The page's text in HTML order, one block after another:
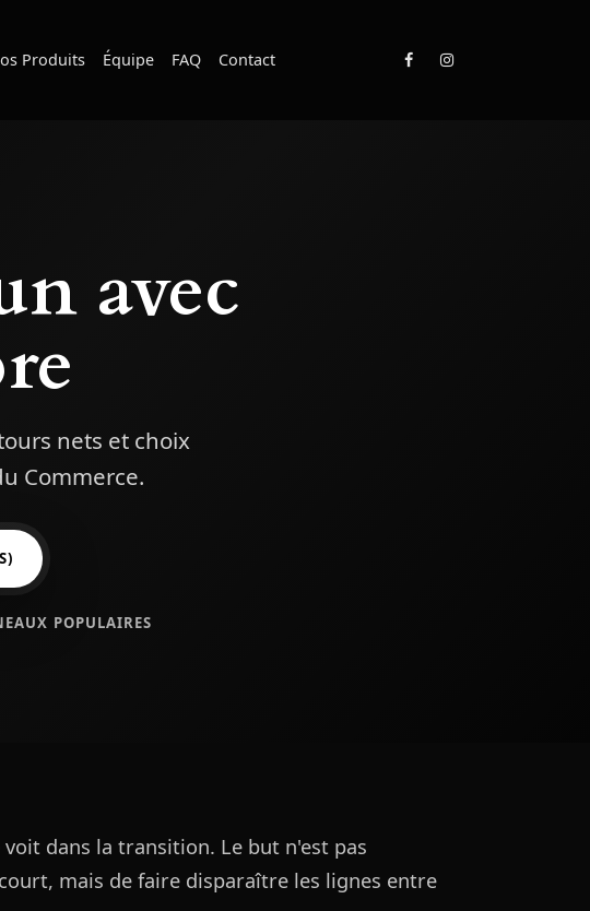
Produits Équipe FAQ Contact
avec
nets et choix
Commerce.
POPULAIRES
dans la transition. Le but n'est pas
mais de faire disparaître les lignes entre